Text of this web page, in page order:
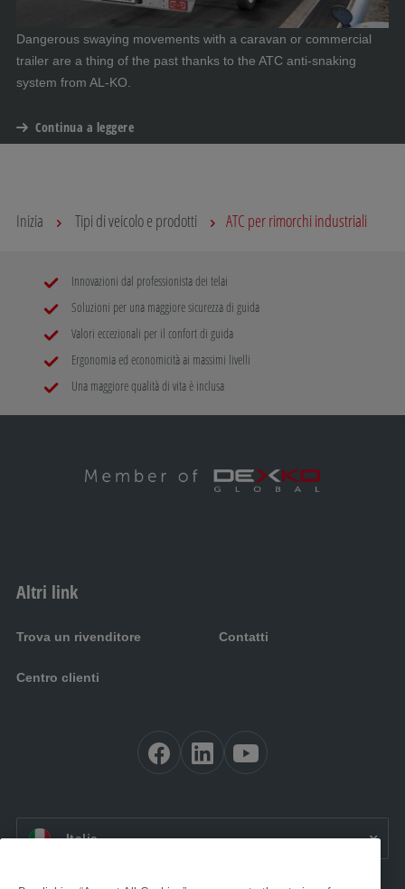
Dangerous swaying movements with a caravan or commercial
trailer are a thing of the past thanks to the ATC anti-snaking
system from AL-KO.
Continua a leggere
Inizia Tipi di veicolo e prodotti ATC per rimorchi industriali
Innovazioni dal professionista dei telai
Soluzioni per una maggiore sicurezza di guida
Valori eccezionali per il confort di guida
Ergonomia ed economicità ai massimi livelli
Una maggiore qualità di vita è inclusa
Altri link
Trova un rivenditore Contatti
Centro clienti
IT: Italia